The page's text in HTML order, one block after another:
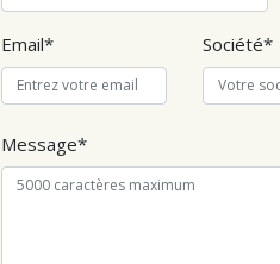
Email Société
Message